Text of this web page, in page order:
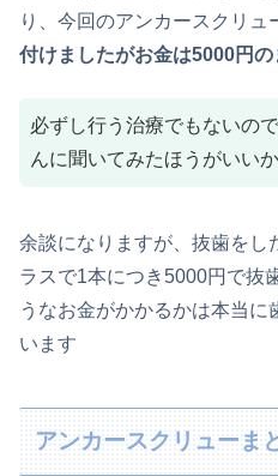
り、今回のアンカースクリュ
付けましたがお金は5000円の
必ずし行う治療でもないの
んに聞いてみたほうがいい
余談になりますが、抜歯をし
ラスで1本につき5000円で抜
うなお金がかかるかは本当
います
アンカースクリューま